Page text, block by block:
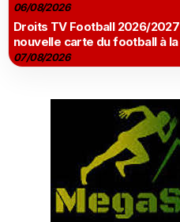
06/08/2026
Droits TV Football 2026/
nouvelle carte du football à
07/08/2026